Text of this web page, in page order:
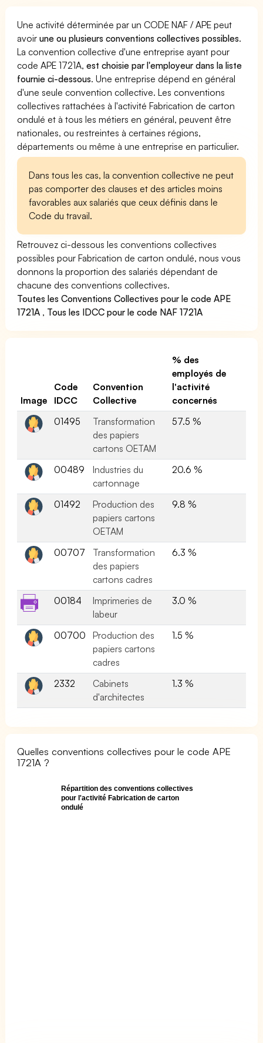
Une activité déterminée par un CODE NAF / APE peut
avoirune ou plusieurs conventions collectives possibles.
La convention collective d'une entreprise ayant pour
code APE 1721A,est choisie par l'employeur dans la liste
fournie ci-dessous. Une entreprise dépend en général
d'une seule convention collective. Les conventions
collectives rattachées à l'activité Fabrication de carton
ondulé et à tous les métiers en général, peuvent être
nationales, ou restreintes à certaines régions,
départements ou même à une entreprise en particulier.
Dans tous les cas, la convention collective ne peut
pas comporter des clauses et des articles moins
favorables aux salariés que ceux définis dans le
Code du travail.
Retrouvez ci-dessous les conventions collectives
possibles pour Fabrication de carton ondulé, nous vous
donnons la proportion des salariés dépendant de
chacune des conventions collectives.
Toutes les Conventions Collectives pour le code APE
1721A , Tous les IDCC pour le code NAF 1721A
Image
Code
IDCC
Convention
Collective
% des
employés de
l'activité
concernés
01495
Transformation
des papiers
cartons OETAM
57.5 %
00489
Industries du
cartonnage
20.6 %
01492
Production des
papiers cartons
OETAM
9.8 %
00707
Transformation
des papiers
cartons cadres
6.3 %
00184
Imprimeries de
labeur
3.0 %
00700
Production des
papiers cartons
cadres
1.5 %
2332
Cabinets
d'architectes
1.3 %
Quelles conventions collectives pour le code APE
1721A ?
Répartition des conventions collectives
pour l'activité Fabrication de carton
ondulé